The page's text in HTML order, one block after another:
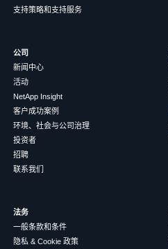
支持策略和支持服务
公司
新闻中心
活动
NetApp Insight
客户成功案例
环境、社会与公司治理
投资者
招聘
联系我们
法务
一般条款和条件
隐私 & Cookie 政策